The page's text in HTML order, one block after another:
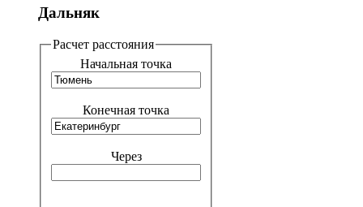
Дальняк
Расчет расстояния
Начальная точка
Конечная точка
Через